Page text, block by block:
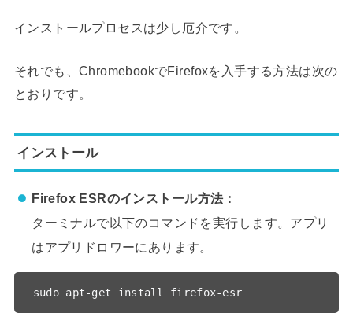
インストールプロセスは少し厄介です。
それでも、ChromebookでFirefoxを入手する方法は次の
とおりです。
インストール
Firefox ESRのインストール方法：
ターミナルで以下のコマンドを実行します。アプリ
はアプリドロワーにあります。
sudo apt-get install firefox-esr